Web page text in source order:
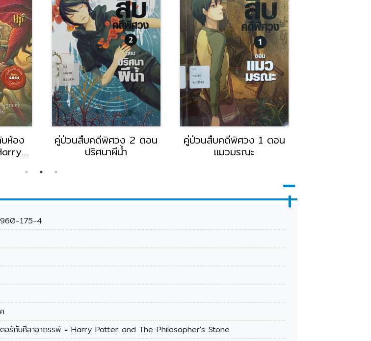
ห้อง คู่ป่วนสืบคดีพิศวง 2 ตอน
ปริศนาผีน้ำ
คู่ป่วนสืบคดีพิศวง 1 ตอน
แมวมรณะ
175-4
อร์กับศิลาอาถรรพ์ = Harry Potter and The Philosopher's Stone